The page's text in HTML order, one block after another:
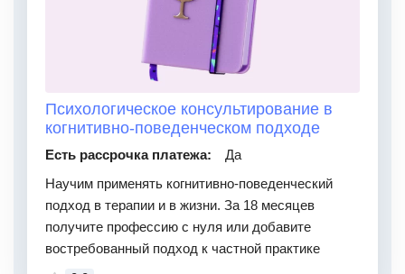
Психологическое консультирование в
когнитивно-поведенческом подходе
Есть рассрочка платежа:
Да
Научим применять когнитивно-поведенческий
подход в терапии и в жизни. За 18 месяцев
получите профессию с нуля или добавите
востребованный подход к частной практике